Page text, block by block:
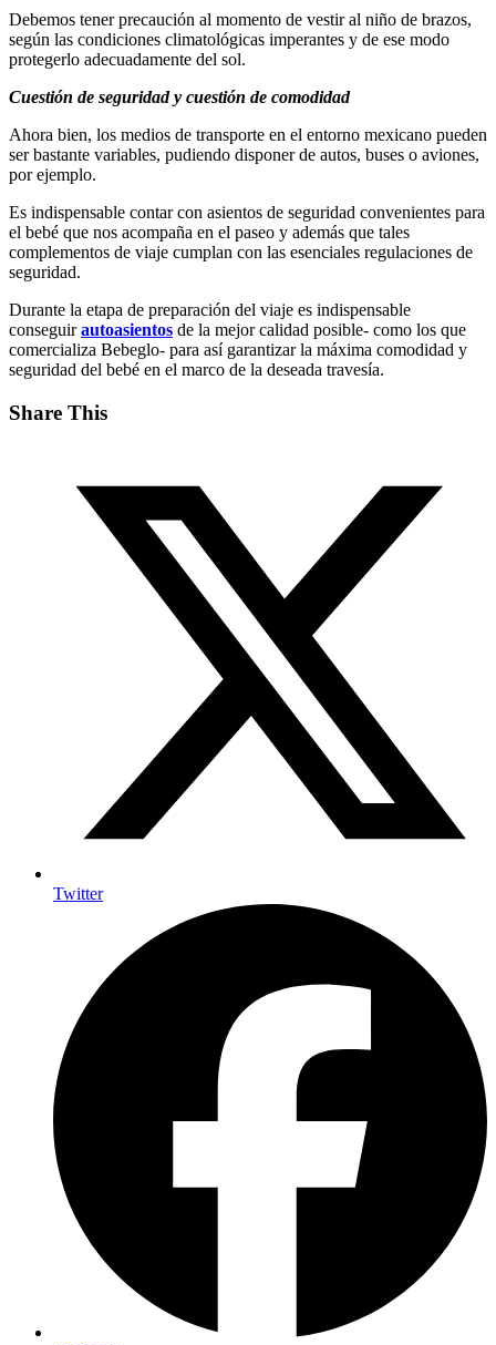
Debemos tener precaución al momento de vestir al niño de brazos,
según las condiciones climatológicas imperantes y de ese modo
protegerlo adecuadamente del sol.
Cuestión de seguridad y cuestión de comodidad
Ahora bien, los medios de transporte en el entorno mexicano pueden
ser bastante variables, pudiendo disponer de autos, buses o aviones,
por ejemplo.
Es indispensable contar con asientos de seguridad convenientes para
el bebé que nos acompaña en el paseo y además que tales
complementos de viaje cumplan con las esenciales regulaciones de
seguridad.
Durante la etapa de preparación del viaje es indispensable
conseguirautoasientos de la mejor calidad posible- como los que
comercializa Bebeglo- para así garantizar la máxima comodidad y
seguridad del bebé en el marco de la deseada travesía.
Share This
Twitter